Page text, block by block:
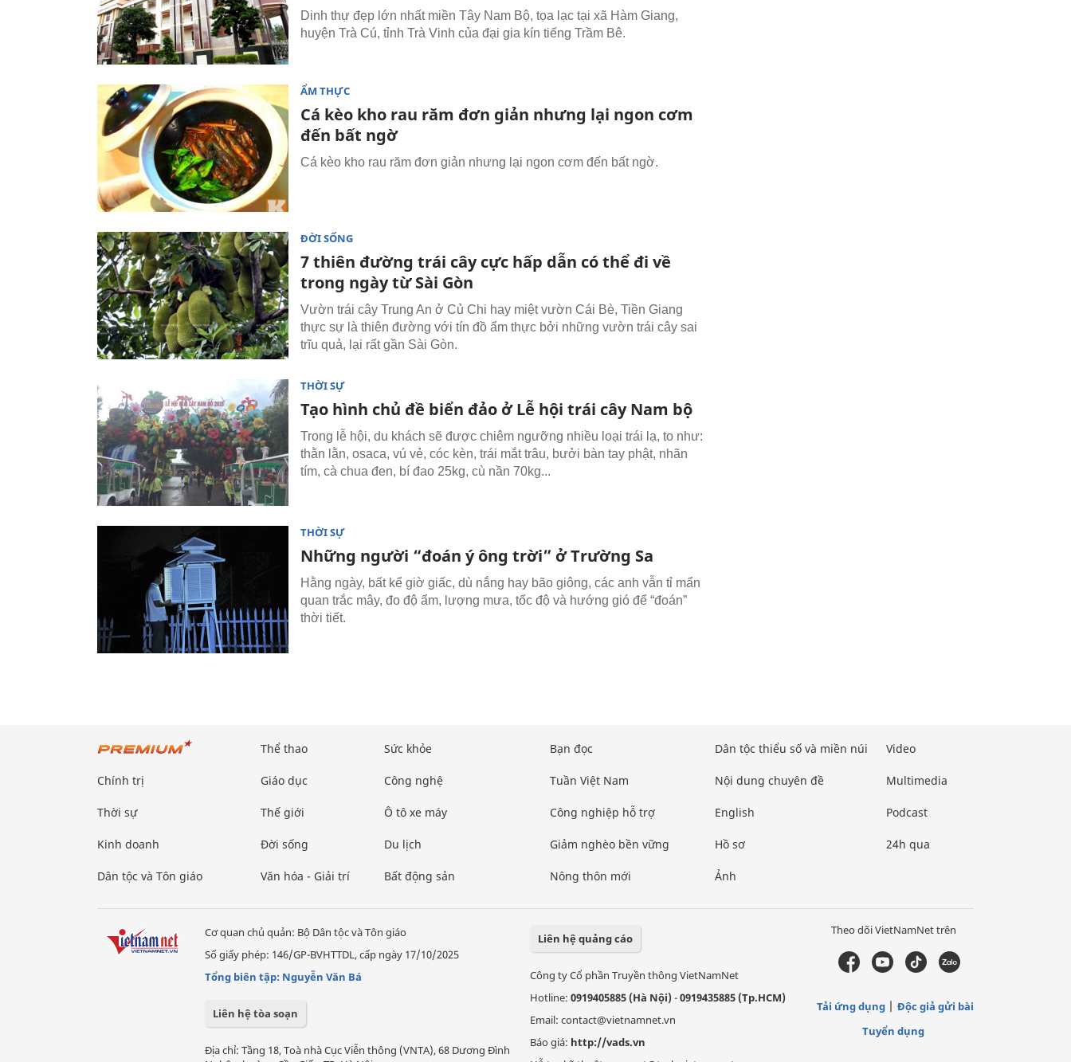
Dinh thự đẹp lớn nhất miền Tây Nam Bộ, tọa lạc tại xã Hàm Giang,
huyện Trà Cú, tỉnh Trà Vinh của đại gia kín tiếng Trầm Bê.
ẨM THỰC
Cá kèo kho rau răm đơn giản nhưng lại ngon cơm
đến bất ngờ
Cá kèo kho rau răm đơn giản nhưng lại ngon cơm đến bất ngờ.
ĐỜI SỐNG
7 thiên đường trái cây cực hấp dẫn có thể đi về
trong ngày từ Sài Gòn
Vườn trái cây Trung An ở Củ Chi hay miệt vườn Cái Bè, Tiền Giang
thực sự là thiên đường với tín đồ ẩm thực bởi những vườn trái cây sai
trĩu quả, lại rất gần Sài Gòn.
THỜI SỰ
Tạo hình chủ đề biển đảo ở Lễ hội trái cây Nam bộ
Trong lễ hội, du khách sẽ được chiêm ngưỡng nhiều loại trái lạ, to như:
thằn lằn, osaca, vú vẻ, cóc kèn, trái mắt trâu, bưởi bàn tay phật, nhãn
tím, cà chua đen, bí đao 25kg, cù nần 70kg...
THỜI SỰ
Những người “đoán ý ông trời” ở Trường Sa
Hằng ngày, bất kể giờ giấc, dù nắng hay bão giông, các anh vẫn tỉ mẩn
quan trắc mây, đo độ ẩm, lượng mưa, tốc độ và hướng gió để “đoán”
thời tiết.
Chính trị
Thời sự
Kinh doanh
Dân tộc và Tôn giáo
Thể thao
Giáo dục
Thế giới
Đời sống
Văn hóa - Giải trí
Sức khỏe
Công nghệ
Ô tô xe máy
Du lịch
Bất động sản
Bạn đọc
Tuần Việt Nam
Công nghiệp hỗ trợ
Giảm nghèo bền vững
Nông thôn mới
Dân tộc thiểu số và miền núi
Nội dung chuyên đề
English
Hồ sơ
Ảnh
Video
Multimedia
Podcast
24h qua
Cơ quan chủ quản: Bộ Dân tộc và Tôn giáo
Số giấy phép: 146/GP-BVHTTDL, cấp ngày 17/10/2025
Tổng biên tập: Nguyễn Văn Bá
Liên hệ tòa soạn
Địa chỉ: Tầng 18, Toà nhà Cục Viễn thông (VNTA), 68 Dương Đình
Liên hệ quảng cáo
Công ty Cổ phần Truyền thông VietNamNet
Hotline: 0919405885 (Hà Nội)-0919435885 (Tp.HCM)
Email: contact@vietnamnet.vn
Báo giá: http://vads.vn
Theo dõi VietNamNet trên
Tải ứng dụng
Độc giả gửi bài
Tuyển dụng